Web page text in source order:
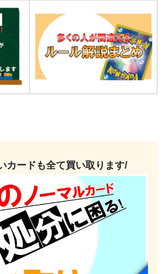
カードも全て買い取ります/